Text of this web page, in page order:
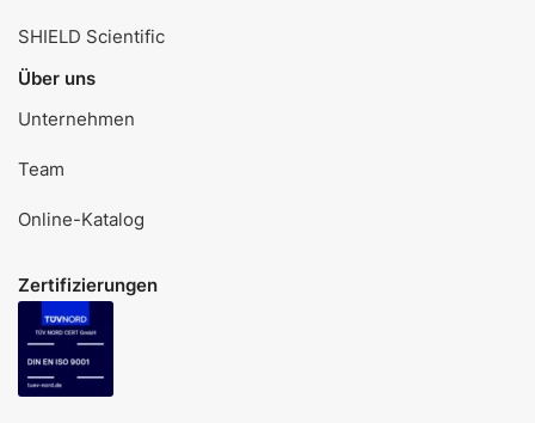
SHIELD Scientific
Über uns
Unternehmen
Team
Online-Katalog
Zertifizierungen